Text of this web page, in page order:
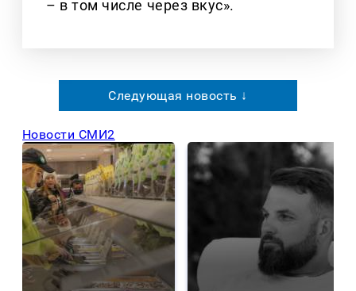
– в том числе через вкус».
Следующая новость ↓
Новости СМИ2